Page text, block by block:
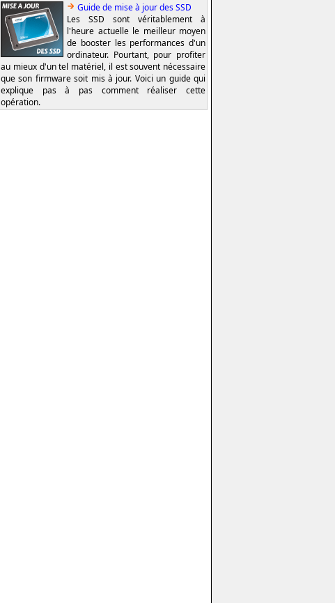
Guide de mise à jour des SSD
Les SSD sont véritablement à
l'heure actuelle le meilleur moyen
de booster les performances d'un
ordinateur. Pourtant, pour profiter
au mieux d'un tel matériel, il est souvent nécessaire
que son firmware soit mis à jour. Voici un guide qui
explique pas à pas comment réaliser cette
opération.